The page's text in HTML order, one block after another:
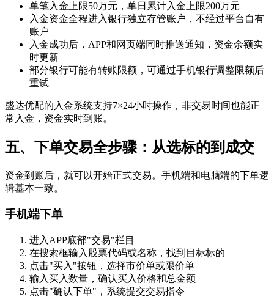
单笔入金上限50万元，单日累计入金上限200万元
入金资金全程进入银行独立存管账户，不经过平台自有
账户
入金成功后，APP和网页端同时推送通知，资金余额实
时更新
部分银行可能有转账限额，可通过手机银行调整限额后
重试
盛达优配的入金系统支持7×24小时操作，非交易时间也能正
常入金，资金实时到账。
五、下单交易全步骤：从选标的到成交
资金到账后，就可以开始正式交易。手机端和电脑端的下单逻
辑基本一致。
手机端下单
进入APP底部"交易"栏目
在搜索框输入股票代码或名称，找到目标标的
点击"买入"按钮，选择市价单或限价单
输入买入数量，确认买入价格和总金额
点击"确认下单"，系统提交交易指令